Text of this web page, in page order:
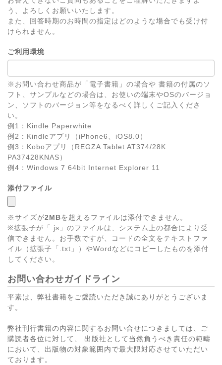
う、よろしくお願いいたします。
また、回答時期のお時間の指定はどのような場合でも受け付
けられません。
ご利用環境
※お問い合わせ商品が「電子書籍」の場合や 書籍の付属のソ
フト、サンプルなどの場合は、お使いの端末やOSのバージョ
ン、ソフトのバージョン等をなるべく詳しくご記入くださ
い。
例1：Kindle Paperwhite
例2：Kindleアプリ（iPhone6、iOS8.0）
例3：Koboアプリ（REGZA Tablet AT374/28K
PA37428KNAS）
例4：Windows 7 64bit Internet Explorer 11
添付ファイル
※サイズが2MBを超えるファイルは添付できません。
※拡張子が「.js」のファイルは、システム上の都合により受
信できません。お手数ですが、コードの全文をテキストファ
イル（拡張子「.txt」）やWordなどにコピーしたものを添付
してください。
お問い合わせガイドライン
平素は、弊社書籍をご愛読いただき誠にありがとうございま
す。
弊社刊行書籍の内容に関するお問い合せにつきましては、ご
購読者各位に対して、 出版社として当然負うべき責任の範疇
において、出版物の対象範囲内で最大限対応させていただい
ております。